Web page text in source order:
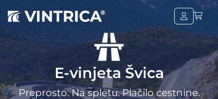
E-vinjeta Švica
Preprosto. Na spletu. Plačilo cestnine.